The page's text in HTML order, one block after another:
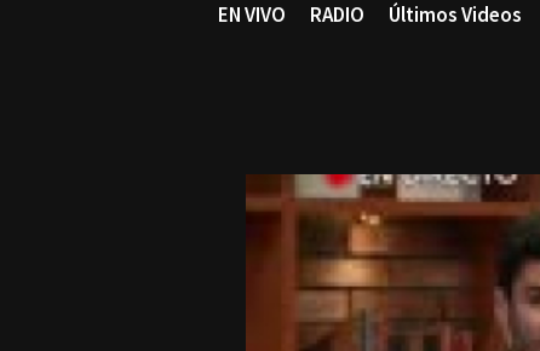
EN VIVO RADIO Últimos Videos